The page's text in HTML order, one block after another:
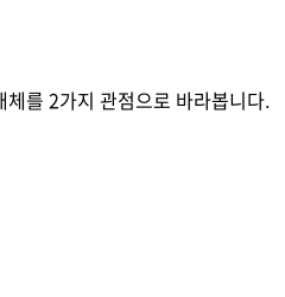
를 2가지 관점으로 바라봅니다.